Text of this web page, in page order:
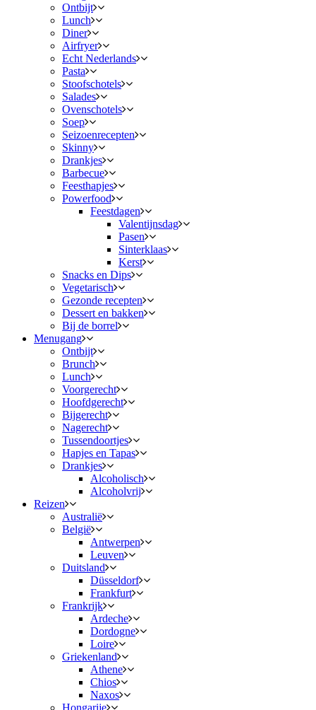
Ontbijt
Lunch
Diner
Airfryer
Echt Nederlands
Pasta
Stoofschotels
Salades
Ovenschotels
Soep
Seizoenrecepten
Skinny
Drankjes
Barbecue
Feesthapjes
Powerfood
Feestdagen
Valentijnsdag
Pasen
Sinterklaas
Kerst
Snacks en Dips
Vegetarisch
Gezonde recepten
Dessert en bakken
Bij de borrel
Menugang
Ontbijt
Brunch
Lunch
Voorgerecht
Hoofdgerecht
Bijgerecht
Nagerecht
Tussendoortjes
Hapjes en Tapas
Drankjes
Alcoholisch
Alcoholvrij
Reizen
Australië
België
Antwerpen
Leuven
Duitsland
Düsseldorf
Frankfurt
Frankrijk
Ardeche
Dordogne
Loire
Griekenland
Athene
Chios
Naxos